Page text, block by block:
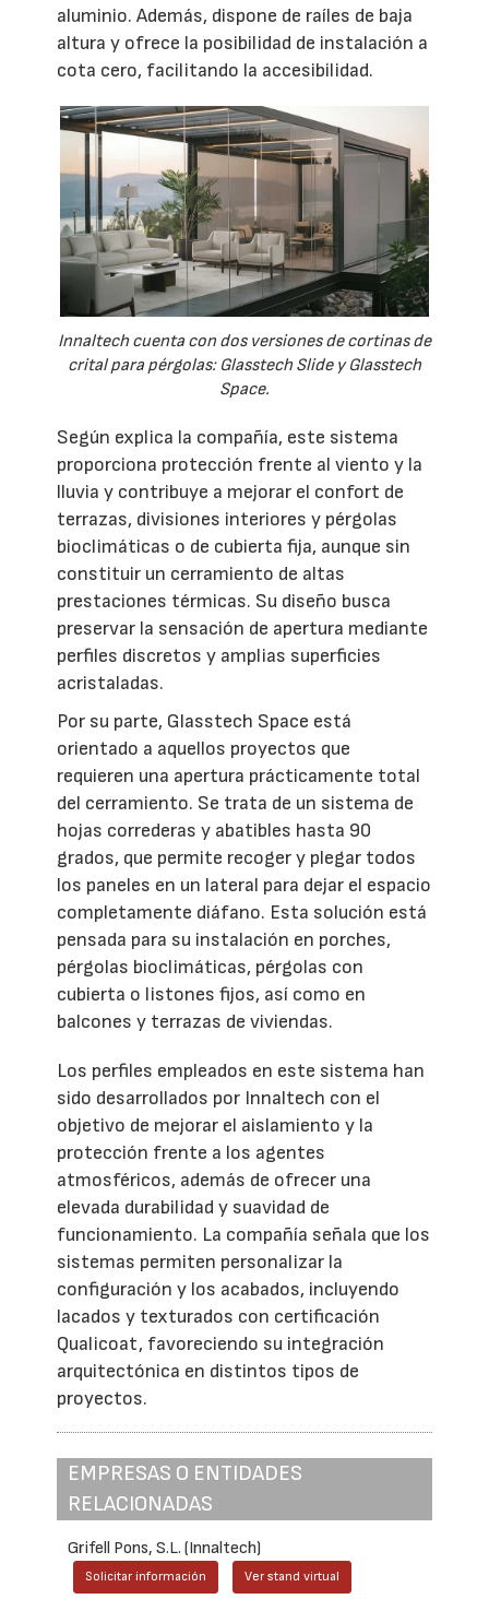
aluminio. Además, dispone de raíles de baja
altura y ofrece la posibilidad de instalación a
cota cero, facilitando la accesibilidad.
Innaltech cuenta con dos versiones de cortinas de
crital para pérgolas: Glasstech Slide y Glasstech
Space.
Según explica la compañía, este sistema
proporciona protección frente al viento y la
lluvia y contribuye a mejorar el confort de
terrazas, divisiones interiores y pérgolas
bioclimáticas o de cubierta fija, aunque sin
constituir un cerramiento de altas
prestaciones térmicas. Su diseño busca
preservar la sensación de apertura mediante
perfiles discretos y amplias superficies
acristaladas.
Por su parte, Glasstech Space está
orientado a aquellos proyectos que
requieren una apertura prácticamente total
del cerramiento. Se trata de un sistema de
hojas correderas y abatibles hasta 90
grados, que permite recoger y plegar todos
los paneles en un lateral para dejar el espacio
completamente diáfano. Esta solución está
pensada para su instalación en porches,
pérgolas bioclimáticas, pérgolas con
cubierta o listones fijos, así como en
balcones y terrazas de viviendas.
Los perfiles empleados en este sistema han
sido desarrollados por Innaltech con el
objetivo de mejorar el aislamiento y la
protección frente a los agentes
atmosféricos, además de ofrecer una
elevada durabilidad y suavidad de
funcionamiento. La compañía señala que los
sistemas permiten personalizar la
configuración y los acabados, incluyendo
lacados y texturados con certificación
Qualicoat, favoreciendo su integración
arquitectónica en distintos tipos de
proyectos.
EMPRESAS O ENTIDADES
RELACIONADAS
Grifell Pons, S.L. (Innaltech)
Solicitar información Ver stand virtual